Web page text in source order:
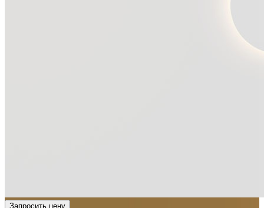
Запросить цену